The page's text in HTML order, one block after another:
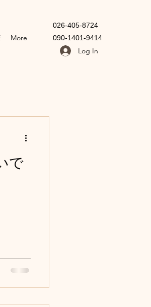
​026-405-8724
090-1401-9414
Log In
More
で